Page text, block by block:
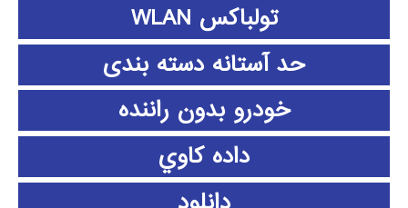
تولباکس WLAN
حد آستانه دسته بندی
خودرو بدون راننده
داده كاوي